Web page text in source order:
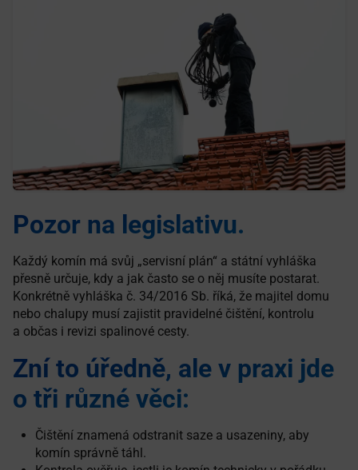
Pozor na legislativu.
Každý komín má svůj „servisní plán“ a státní vyhláška
přesně určuje, kdy a jak často se o něj musíte postarat.
Konkrétně vyhláška č. 34/2016 Sb. říká, že majitel domu
nebo chalupy musí zajistit pravidelné čištění, kontrolu
a občas i revizi spalinové cesty.
Zní to úředně, ale v praxi jde
o tři různé věci:
Čištění znamená odstranit saze a usazeniny, aby
komín správně táhl.